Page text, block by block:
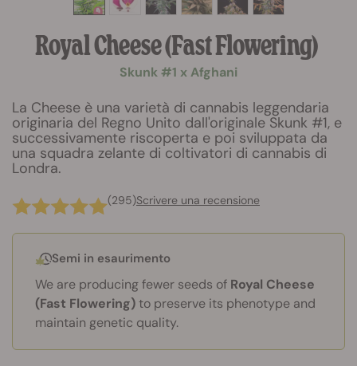
Royal Cheese (Fast Flowering)
Skunk #1 x Afghani
La Cheese è una varietà di cannabis leggendaria
originaria del Regno Unito dall'originale Skunk #1, e
successivamente riscoperta e poi sviluppata da
una squadra zelante di coltivatori di cannabis di
Londra.
(295)Scrivere una recensione
Semi in esaurimento
We are producing fewer seeds of Royal Cheese
(Fast Flowering)to preserve its phenotype and
maintain genetic quality.